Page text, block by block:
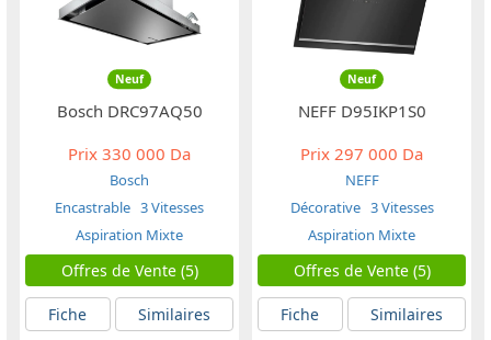
Neuf
Bosch DRC97AQ50
Prix 330 000 Da
Bosch
Encastrable 3 Vitesses
Aspiration Mixte
Offres de Vente (5)
Fiche
Similaires
Neuf
NEFF D95IKP1S0
Prix 297 000 Da
NEFF
Décorative 3 Vitesses
Aspiration Mixte
Offres de Vente (5)
Fiche
Similaires